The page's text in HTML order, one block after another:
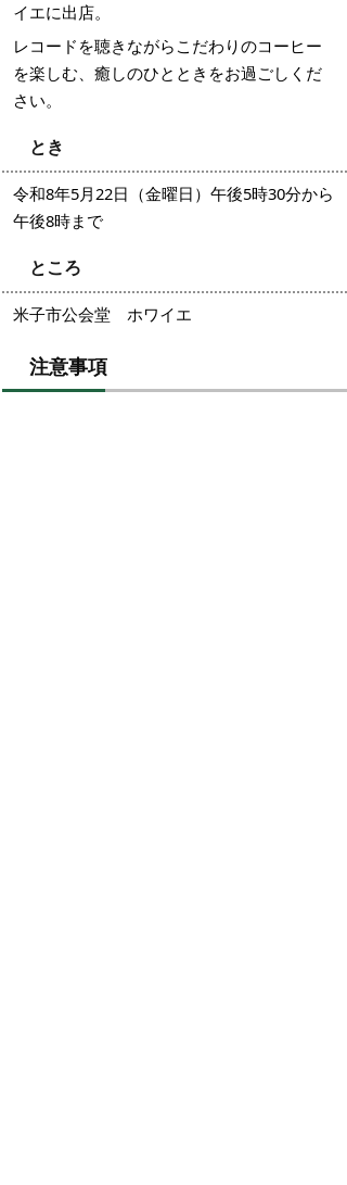
イエに出店。
レコードを聴きながらこだわりのコーヒー
を楽しむ、癒しのひとときをお過ごしくだ
さい。
とき
令和8年5月22日（金曜日）午後5時30分から
午後8時まで
ところ
米子市公会堂 ホワイエ
注意事項